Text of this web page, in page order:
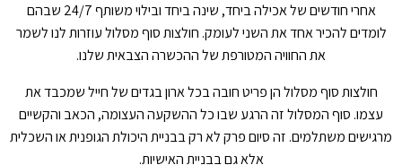
אחרי חודשים של אכילה ביחד, שינה ביחד ובילוי משותף 24/7 שבהם
לומדים להכיר אחד את השני לעומק. חולצות סוף מסלול עוזרות לנו לשמר
את החוויה המטורפת של ההכשרה הצבאית שלנו.
חולצות סוף מסלול הן פריט חובה בכל ארון בגדים של חייל שמכבד את
עצמו. סוף המסלול זה הרגע שבו כל ההשקעה העצומה, הכאב והקשיים
מרגישים משתלמים. זה סיום פרק לא רק בבניית היכולת הגופנית או השכלית
אלא גם בבניית האישיות.